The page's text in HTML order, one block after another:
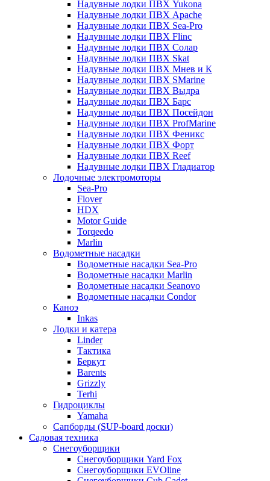
Надувные лодки ПВХ Yukona
Надувные лодки ПВХ Apache
Надувные лодки ПВХ Sea-Pro
Надувные лодки ПВХ Flinc
Надувные лодки ПВХ Солар
Надувные лодки ПВХ Skat
Надувные лодки ПВХ Мнев и К
Надувные лодки ПВХ SMarine
Надувные лодки ПВХ Выдра
Надувные лодки ПВХ Барс
Надувные лодки ПВХ Посейдон
Надувные лодки ПВХ ProfMarine
Надувные лодки ПВХ Феникс
Надувные лодки ПВХ Форт
Надувные лодки ПВХ Reef
Надувные лодки ПВХ Гладиатор
Лодочные электромоторы
Sea-Pro
Flover
HDX
Motor Guide
Torqeedo
Marlin
Водометные насадки
Водометные насадки Sea-Pro
Водометные насадки Marlin
Водометные насадки Seanovo
Водометные насадки Condor
Каноэ
Inkas
Лодки и катера
Linder
Тактика
Беркут
Barents
Grizzly
Terhi
Гидроциклы
Yamaha
Сапборды (SUP-board доски)
Садовая техника
Снегоуборщики
Снегоуборщики Yard Fox
Снегоуборщики EVOline